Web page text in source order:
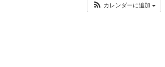
カレンダーに追加